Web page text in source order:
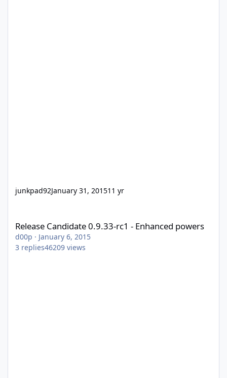
junkpad92January 31, 201511 yr
Release Candidate 0.9.33-rc1 - Enhanced powers
d00p · January 6, 2015
3 replies46209 views